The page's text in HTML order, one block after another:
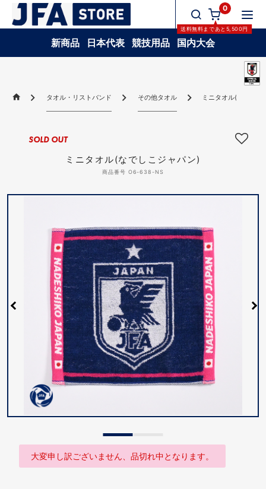
0
送料無料まであと 5,500円
新商品 日本代表 競技用品 国内大会
タオル・リストバンド その他タオル ミニタオル(なでしこ
ミニタオル(なでしこジャパン)
商品番号 O6-638-NS
SOLD OUT
大変申し訳ございません、品切れ中となります。